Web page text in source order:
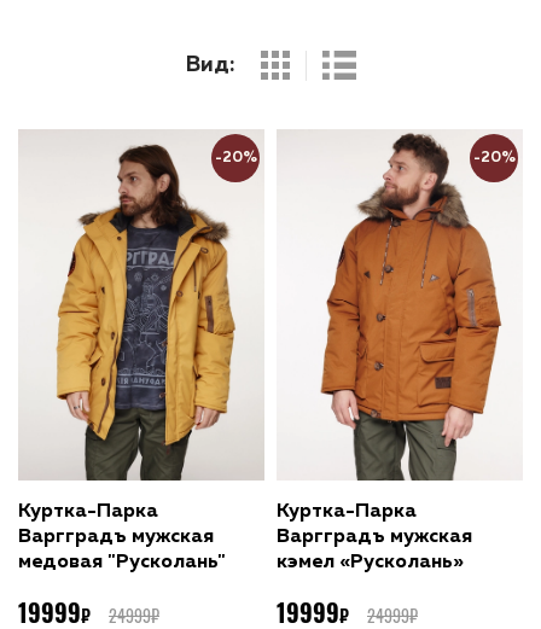
-20%
Куртка-Парка
Варгградъ мужская
медовая "Русколань"
19999 24999
-20%
Куртка-Парка
Варгградъ мужская
кэмел «Русколань»
19999 24999